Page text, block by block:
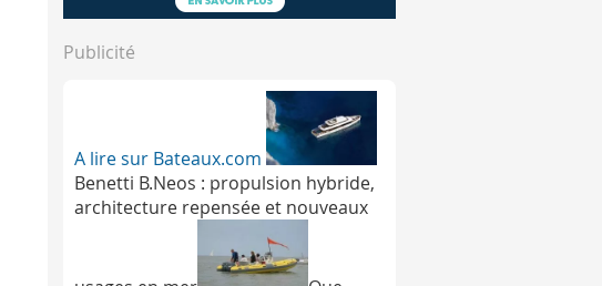
Publicité
A lire sur Bateaux.com
Benetti B.Neos : propulsion hybride,
architecture repensée et nouveaux